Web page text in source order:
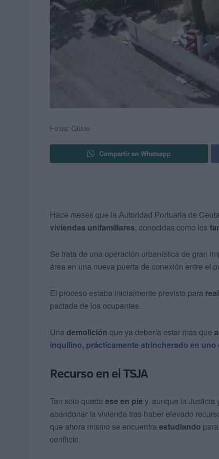
Fotos: Quino
Compartir en Whatsapp
Hace meses que la Autoridad Portuaria de
viviendas unifamiliares, conocidas como los
Se trata de una operación urbanística de gran
área en una nueva puerta de conexión entre el
El proceso estaba inicialmente previsto para
pactada de los ocupantes.
Una demolición que ya debería estar más que
inquilino, prácticamente atrincherado en uno
Recurso en el TSJA
Tan solo queda ese en pie y, aunque la Justicia
abandonar la vivienda tras haber elevado
que ahora mismo se encuentra estudiando
conflicto.